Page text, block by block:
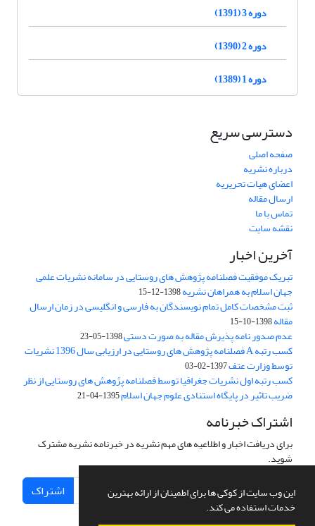
این وب سایت از کوکی ها برای اطمینان از ارائه بهترین
خدمات استفاده می کند.
دوره 3 (1391)
دوره 2 (1390)
دوره 1 (1389)
دسترسی سریع
صفحه اصلی
درباره نشریه
اعضای هیات تحریریه
ارسال مقاله
تماس با ما
نقشه سایت
آخرین اخبار
تبریک موفقیت فصلنامه پژوهش های روستایی در سامانه نشریات علمی
جهان اسلام به همراهان نشریه1398-12-15
ثبت مشخصات کامل تمام نویسندگان به فارسی و انگلیسی در زمان ارسال
مقاله1398-10-15
عدم صدور نامه پذیرش مقاله به صورت دستی1398-05-23
کسب رتبه A فصلنامه پژوهش های روستایی در ارزیابی سال 1396 نشریات
توسط وزارت عتف1397-02-03
کسب رتبه اول نشریات جغرافیا توسط فصلنامه پژوهش های روستایی از نظر
ضریب تاثیر در پایگاه استنادی علوم جهان اسلام1395-04-21
اشتراک خبرنامه
برای دریافت اخبار و اطلاعیه های مهم نشریه در خبرنامه نشریه مشترک
شوید.
اشتراک